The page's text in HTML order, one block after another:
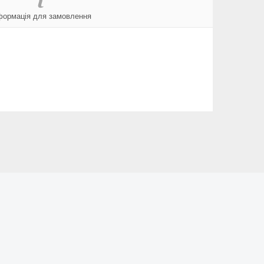
для замовлення